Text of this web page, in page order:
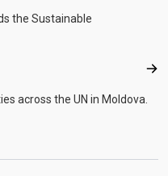
the Sustainable
across the UN in Moldova.